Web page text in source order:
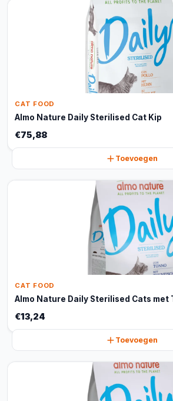
CAT FOOD
Almo Nature Daily Sterilised Cat Kip
€75,88
Toevoegen
CAT FOOD
Almo Nature Daily Sterilised Cats met
€13,24
Toevoegen